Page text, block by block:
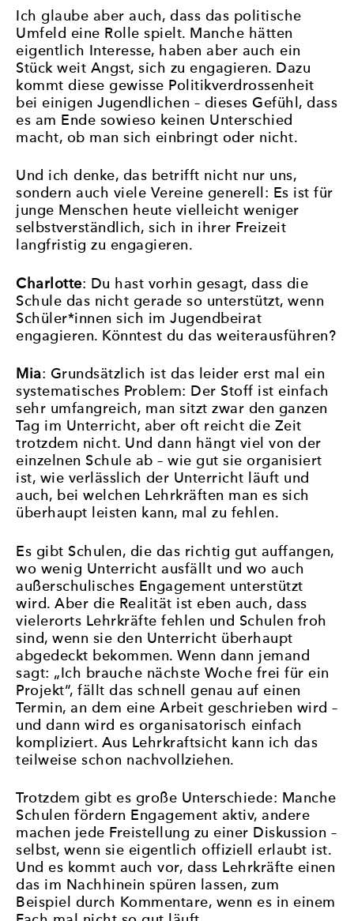
Ich glaube aber auch, dass das politische
Umfeld eine Rolle spielt. Manche hätten
eigentlich Interesse, haben aber auch ein
Stück weit Angst, sich zu engagieren. Dazu
kommt diese gewisse Politikverdrossenheit
bei einigen Jugendlichen – dieses Gefühl, dass
es am Ende sowieso keinen Unterschied
macht, ob man sich einbringt oder nicht.
Und ich denke, das betrifft nicht nur uns,
sondern auch viele Vereine generell: Es ist für
junge Menschen heute vielleicht weniger
selbstverständlich, sich in ihrer Freizeit
langfristig zu engagieren.
Charlotte: Du hast vorhin gesagt, dass die
Schule das nicht gerade so unterstützt, wenn
Schüler*innen sich im Jugendbeirat
engagieren. Könntest du das weiterausführen?
Mia: Grundsätzlich ist das leider erst mal ein
systematisches Problem: Der Stoff ist einfach
sehr umfangreich, man sitzt zwar den ganzen
Tag im Unterricht, aber oft reicht die Zeit
trotzdem nicht. Und dann hängt viel von der
einzelnen Schule ab – wie gut sie organisiert
ist, wie verlässlich der Unterricht läuft und
auch, bei welchen Lehrkräften man es sich
überhaupt leisten kann, mal zu fehlen.
Es gibt Schulen, die das richtig gut auffangen,
wo wenig Unterricht ausfällt und wo auch
außerschulisches Engagement unterstützt
wird. Aber die Realität ist eben auch, dass
vielerorts Lehrkräfte fehlen und Schulen froh
sind, wenn sie den Unterricht überhaupt
abgedeckt bekommen. Wenn dann jemand
sagt: „Ich brauche nächste Woche frei für ein
Projekt“, fällt das schnell genau auf einen
Termin, an dem eine Arbeit geschrieben wird –
und dann wird es organisatorisch einfach
kompliziert. Aus Lehrkraftsicht kann ich das
teilweise schon nachvollziehen.
Trotzdem gibt es große Unterschiede: Manche
Schulen fördern Engagement aktiv, andere
machen jede Freistellung zu einer Diskussion –
selbst, wenn sie eigentlich offiziell erlaubt ist.
Und es kommt auch vor, dass Lehrkräfte einen
das im Nachhinein spüren lassen, zum
Beispiel durch Kommentare, wenn es in einem